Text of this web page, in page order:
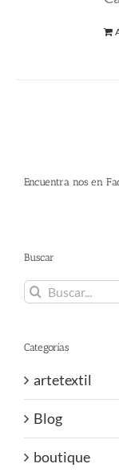
Encuentra nos en
Buscar
Buscar:
Categorías
artetextil
Blog
boutique